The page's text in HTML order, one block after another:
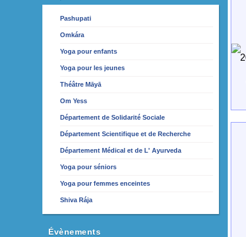
Pashupati
Omkára
Yoga pour enfants
Yoga pour les jeunes
Théâtre Māyā
Om Yess
Département de Solidarité Sociale
Département Scientifique et de Recherche
Département Médical et de L' Ayurveda
Yoga pour séniors
Yoga pour femmes enceintes
Shiva Rája
Évènements